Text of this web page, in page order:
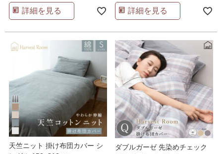
詳細を見る 詳細を見る
天竺ニット 掛け布団カバー シ
ダブルガーゼ 先染めチェック